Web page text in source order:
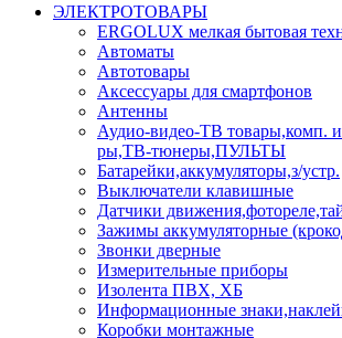
ЭЛЕКТРОТОВАРЫ
ERGOLUX мелкая бытовая
Автоматы
Автотовары
Аксессуары для смартфонов
Антенны
Аудио-видео-ТВ товары,комп. и
ры,ТВ-тюнеры,ПУЛЬТЫ
Батарейки,аккумуляторы,з/устр.
Выключатели клавишные
Датчики
Зажимы аккумуляторные
Звонки дверные
Измерительные приборы
Изолента ПВХ, ХБ
Информационные
Коробки монтажные